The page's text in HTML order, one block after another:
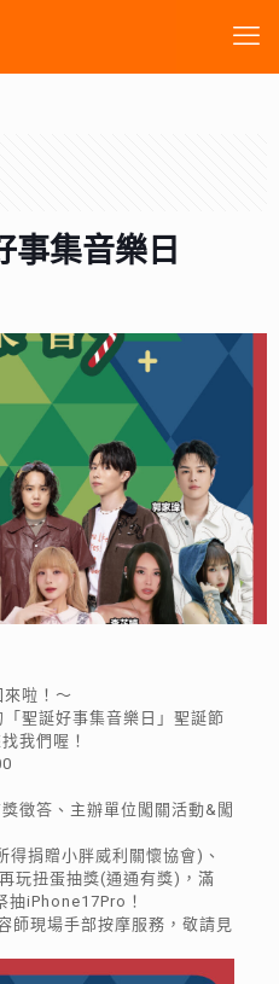
事集音樂日
啦！～
聖誕好事集音樂日」聖誕節
我們喔！
徵答、主辦單位闖關活動&闖
捐贈小胖威利關懷協會)、
玩扭蛋抽獎(通通有獎)，滿
抽iPhone17Pro！
師現場手部按摩服務，敬請見